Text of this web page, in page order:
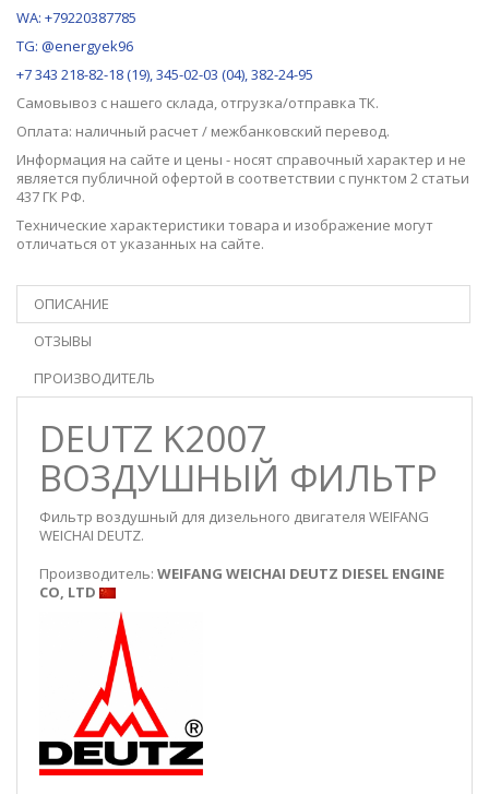
WA: +79220387785
TG: @energyek96
+7 343 218-82-18 (19), 345-02-03 (04), 382-24-95
Самовывоз с нашего склада, отгрузка/отправка ТК.
Оплата: наличный расчет / межбанковский перевод.
Информация на сайте и цены - носят справочный характер и не
является публичной офертой в соответствии с пунктом 2 статьи
437 ГК РФ.
Технические характеристики товара и изображение могут
отличаться от указанных на сайте.
ОПИСАНИЕ
ОТЗЫВЫ
ПРОИЗВОДИТЕЛЬ
DEUTZ K2007
ВОЗДУШНЫЙ ФИЛЬТР
Фильтр воздушный для дизельного двигателя WEIFANG
WEICHAI DEUTZ.
Производитель: WEIFANG WEICHAI DEUTZ DIESEL ENGINE
CO, LTD